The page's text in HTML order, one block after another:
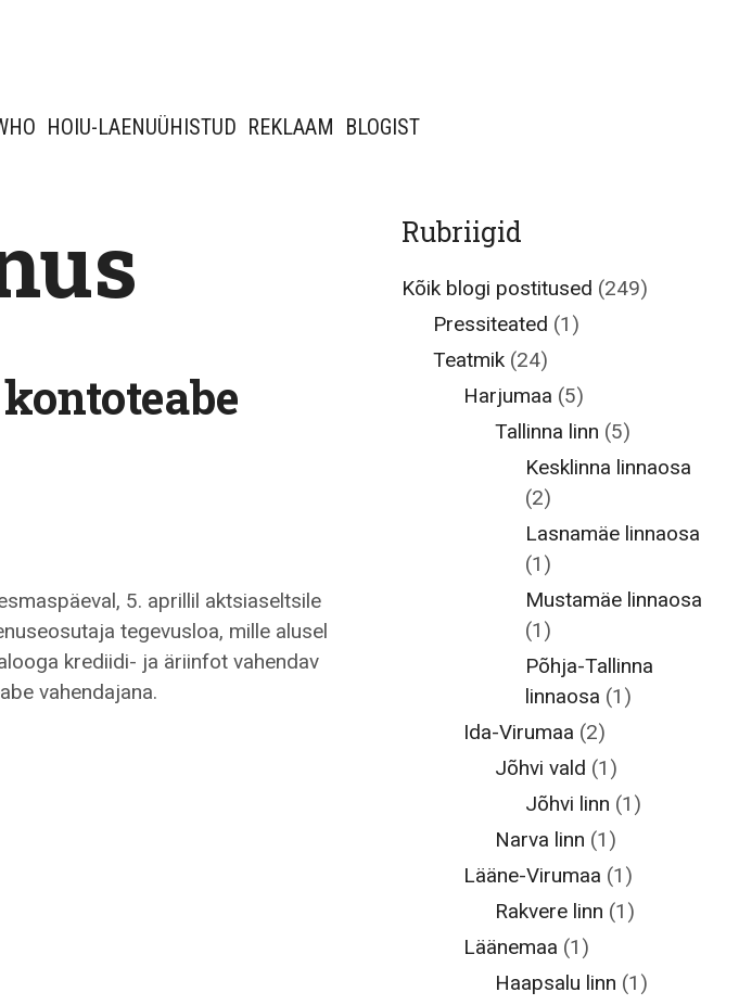
HOIU-LAENUÜHISTUD REKLAAM BLOGIST
5. aprillil aktsiaseltsile
tegevusloa, mille alusel
krediidi- ja äriinfot vahendav
vahendajana.
Rubriigid
Kõik blogi postitused (249)
Pressiteated (1)
Teatmik(24)
Harjumaa (5)
Tallinna linn (5)
Kesklinna linnaosa
(2)
Lasnamäe linnaosa
(1)
Mustamäe linnaosa
(1)
Põhja-Tallinna
linnaosa (1)
Ida-Virumaa (2)
Jõhvi vald (1)
Jõhvi linn (1)
Narva linn (1)
Lääne-Virumaa (1)
Rakvere linn (1)
Läänemaa (1)
Haapsalu linn (1)